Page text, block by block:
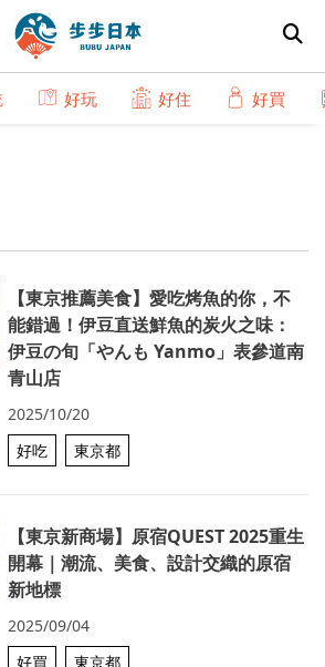
好玩 好住 好買
【東京推薦美食】愛吃烤魚的你，不
能錯過！伊豆直送鮮魚的炭火之味：
伊豆の旬「やんも Yanmo」表參道南
青山店
2025/10/20
好吃
東京都
【東京新商場】原宿QUEST 2025重生
開幕｜潮流、美食、設計交織的原宿
新地標
2025/09/04
好買
東京都